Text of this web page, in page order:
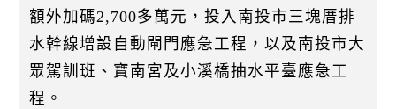
額外加碼2,700多萬元，投入南投市三塊厝排
水幹線增設自動閘門應急工程，以及南投市大
眾駕訓班、寶南宮及小溪橋抽水平臺應急工
程。